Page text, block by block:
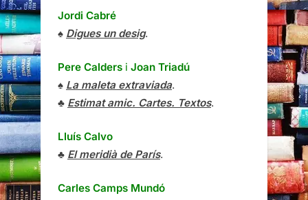
Jordi Cabré
♠ Digues un desig.
Pere Calders i Joan Triadú
♠ La maleta extraviada.
♣ Estimat amic. Cartes. Textos.
Lluís Calvo
♣ El meridià de París.
Carles Camps Mundó